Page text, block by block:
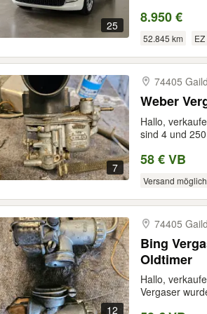
25 8.950 €
52.845 km
7
74405
Weber
Hallo,
sind 4 und
58 € VB
Versand möglich
12
74405
Bing
Oldtimer
Hallo,
Vergaser